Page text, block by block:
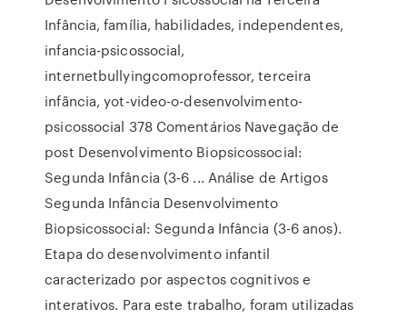
Infância, família, habilidades, independentes,
infancia-psicossocial,
internetbullyingcomoprofessor, terceira
infãncia, yot-video-o-desenvolvimento-
psicossocial 378 Comentários Navegação de
post Desenvolvimento Biopsicossocial:
Segunda Infância (3-6 ... Análise de Artigos
Segunda Infância Desenvolvimento
Biopsicossocial: Segunda Infância (3-6 anos).
Etapa do desenvolvimento infantil
caracterizado por aspectos cognitivos e
interativos. Para este trabalho, foram utilizadas